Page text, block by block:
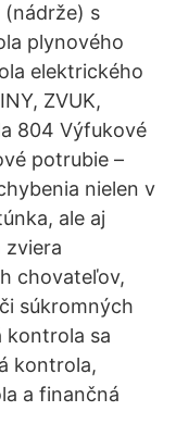
(nádrže) s
plynového
elektrického
ZVUK,
804 Výfukové
potrubie –
nielen v
ale aj
zviera
chovateľov,
súkromných
kontrola sa
kontrola,
a finančná